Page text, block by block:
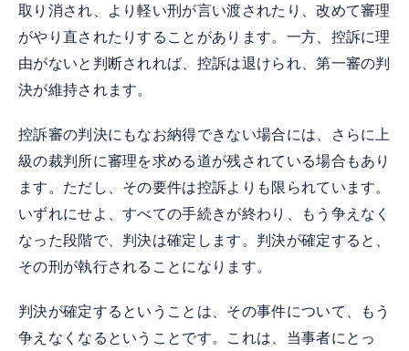
取り消され、より軽い刑が言い渡されたり、改めて審理
がやり直されたりすることがあります。一方、控訴に理
由がないと判断されれば、控訴は退けられ、第一審の判
決が維持されます。
控訴審の判決にもなお納得できない場合には、さらに上
級の裁判所に審理を求める道が残されている場合もあり
ます。ただし、その要件は控訴よりも限られています。
いずれにせよ、すべての手続きが終わり、もう争えなく
なった段階で、判決は確定します。判決が確定すると、
その刑が執行されることになります。
判決が確定するということは、その事件について、もう
争えなくなるということです。これは、当事者にとっ